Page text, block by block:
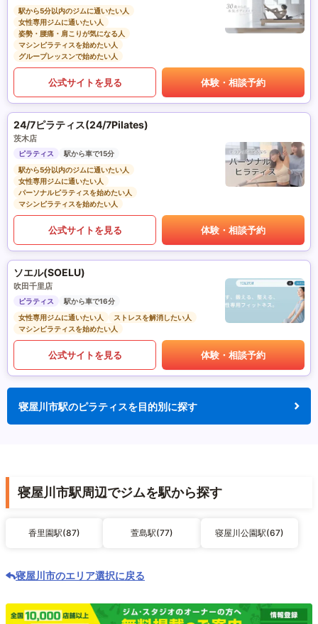
駅から5分以内のジムに通いたい人
女性専用ジムに通いたい人
姿勢・腰痛・肩こりが気になる人
マシンピラティスを始めたい人
グループレッスンで始めたい人
公式サイトを見る 体験・相談予約
24/7ピラティス(24/7Pilates)
茨木店
ピラティス
駅から車で15分
駅から5分以内のジムに通いたい人
女性専用ジムに通いたい人
パーソナルピラティスを始めたい人
マシンピラティスを始めたい人
公式サイトを見る 体験・相談予約
ソエル(SOELU)
吹田千里店
ピラティス
駅から車で16分
女性専用ジムに通いたい人
ストレスを解消したい人
マシンピラティスを始めたい人
公式サイトを見る 体験・相談予約
寝屋川市駅のピラティスを目的別に探す
寝屋川市駅周辺でジムを駅から探す
香里園駅(87) 萱島駅(77) 寝屋川公園駅(67)
寝屋川市のエリア選択に戻る